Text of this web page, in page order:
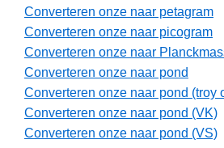
Converteren onze naar petagram
Converteren onze naar picogram
Converteren onze naar
Converteren onze naar pond
Converteren onze naar pond (troy
Converteren onze naar pond (VK)
Converteren onze naar pond (VS)